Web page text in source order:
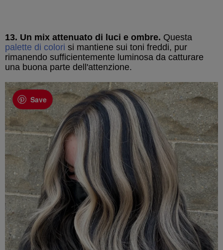
13. Un mix attenuato di luci e ombre. Questa
palette di colori si mantiene sui toni freddi, pur
rimanendo sufficientemente luminosa da catturare
una buona parte dell'attenzione.
Save